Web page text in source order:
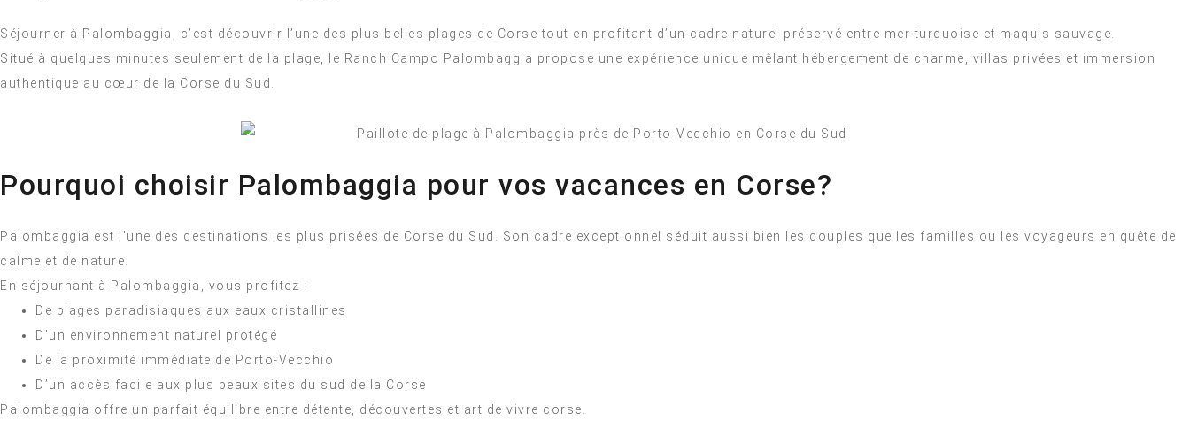
Séjourner à Palombaggia, c’est découvrir l’une des plus belles plages de Corse tout en profitant d’un cadre naturel préservé entre mer turquoise et maquis sauvage.
Situé à quelques minutes seulement de la plage, le Ranch Campo Palombaggia propose une expérience unique mêlant hébergement de charme, villas privées et immersion
authentique au cœur de la Corse du Sud.
Pourquoi choisir Palombaggia pour vos vacances en Corse?
Palombaggia est l’une des destinations les plus prisées de Corse du Sud. Son cadre exceptionnel séduit aussi bien les couples que les familles ou les voyageurs en quête de
calme et de nature.
En séjournant à Palombaggia, vous profitez :
De plages paradisiaques aux eaux cristallines
D’un environnement naturel protégé
De la proximité immédiate de Porto-Vecchio
D’un accès facile aux plus beaux sites du sud de la Corse
Palombaggia offre un parfait équilibre entre détente, découvertes et art de vivre corse.